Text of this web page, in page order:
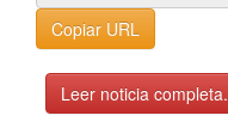
Copiar URL
Leer noticia completa.